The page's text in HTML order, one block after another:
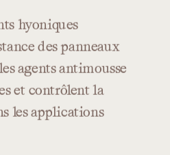
hyoniques
des panneaux
lesagentsantimousse
et contrôlent la
lesapplications